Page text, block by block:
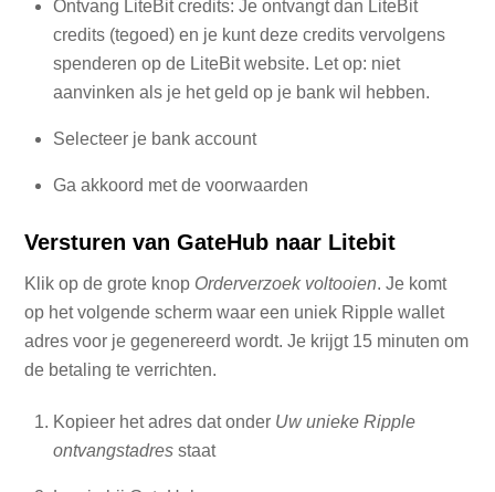
Ontvang LiteBit credits: Je ontvangt dan LiteBit
credits (tegoed) en je kunt deze credits vervolgens
spenderen op de LiteBit website. Let op: niet
aanvinken als je het geld op je bank wil hebben.
Selecteer je bank account
Ga akkoord met de voorwaarden
Versturen van GateHub naar Litebit
Klik op de grote knop Orderverzoek voltooien. Je komt
op het volgende scherm waar een uniek Ripple wallet
adres voor je gegenereerd wordt. Je krijgt 15 minuten om
de betaling te verrichten.
Kopieer het adres dat onder Uw unieke Ripple
ontvangstadres staat